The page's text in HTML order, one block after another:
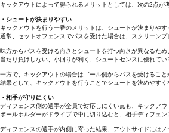
キックアウトによって得られるメリットとしては、次の2点が
・シュートが決まりやすい
キックアウトを行う一番のメリットは、シュートが決まりやす
通常、セットオフェンスでパスを受けた場合は、スクリーン
味方からパスを受ける向きとシュートを打つ向きが異なるた
当たり負けしない、小回りが利く、シュートセンスに優れて
一方で、キックアウトの場合はゴール側からパスを受けるこ
結果として、キックアウトを行うことでシュートを決めやすく
・相手が守りにくい
ディフェンス側の選手が全員で対応しにくい点も、キックアウ
ボールホルダーがドライブで中に切り込むと、相手ディフェ
ディフェンスの選手が内側に寄った結果、アウトサイドには